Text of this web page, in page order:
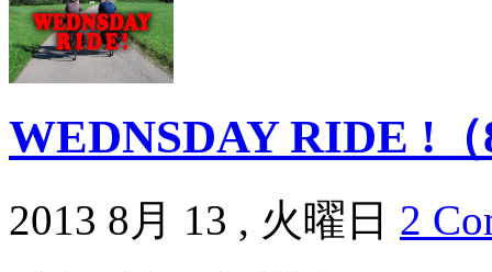
WEDNSDAY RIDE !
2013 8月 13 , 火曜日 2